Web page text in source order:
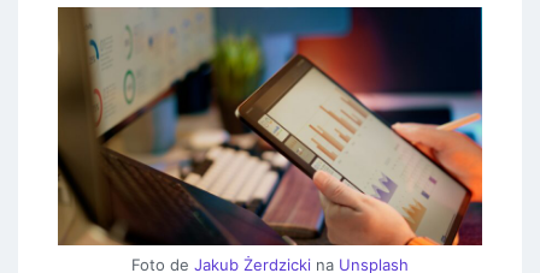
Foto de Jakub Żerdzicki na Unsplash